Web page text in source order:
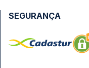
SEGURANÇA